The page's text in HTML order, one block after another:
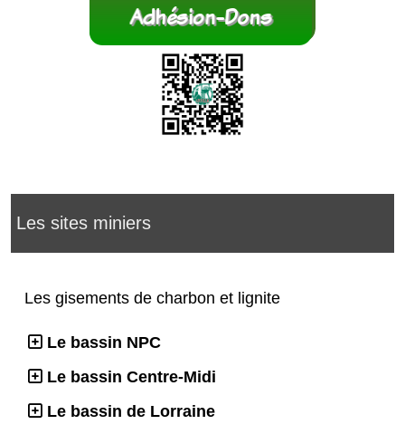
Les sites miniers
Les gisements de charbon et lignite
Le bassin NPC
Le bassin Centre-Midi
Le bassin de Lorraine